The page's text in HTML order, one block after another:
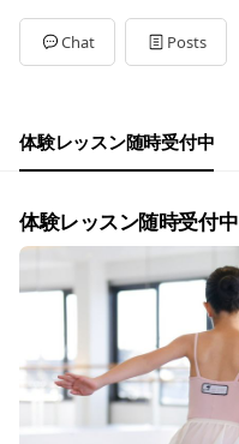
Chat Posts
体験レッスン随時受付中
体験レッスン随時受付中